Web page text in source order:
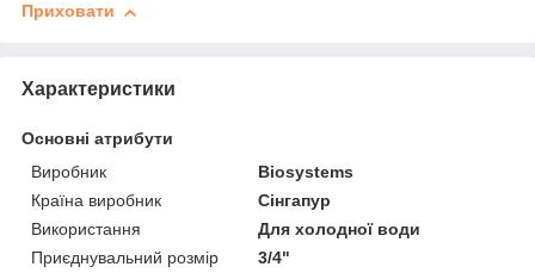
Приховати
Характеристики
Основні атрибути
Виробник
Biosystems
Країна виробник
Сінгапур
Використання
Для холодної води
Приєднувальний розмір
3/4"